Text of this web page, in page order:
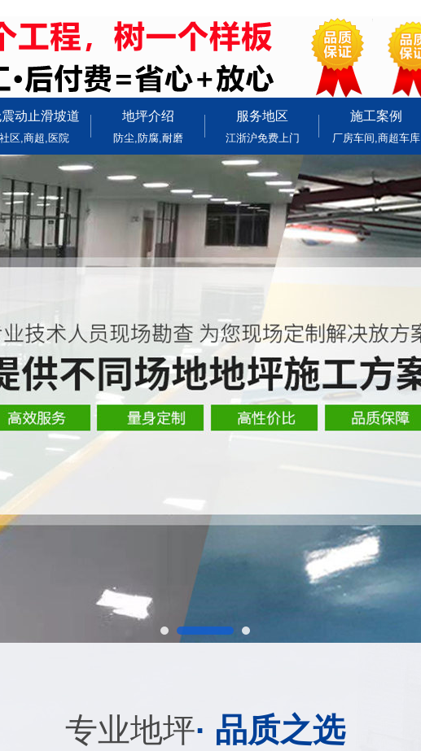
动止滑坡道
社区,商超,医院
地坪介绍
防尘,防腐,耐磨
服务地区
江浙沪免费上门
施工案例
厂房车间,商超车库
专业地坪· 品质之选